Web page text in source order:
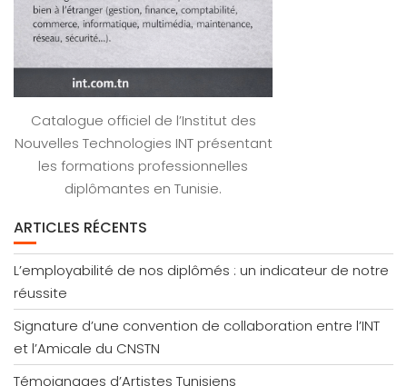
Catalogue officiel de l’Institut des
Nouvelles Technologies INT présentant
les formations professionnelles
diplômantes en Tunisie.
ARTICLES RÉCENTS
L’employabilité de nos diplômés : un indicateur de notre
réussite
Signature d’une convention de collaboration entre l’INT
et l’Amicale du CNSTN
Témoignages d’Artistes Tunisiens